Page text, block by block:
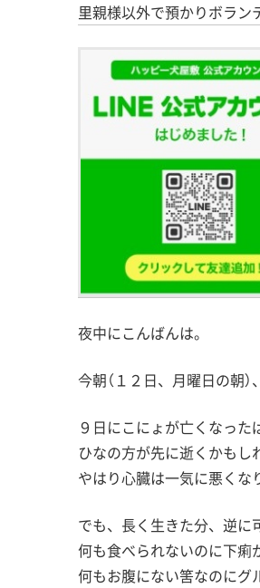
里親様以外で預かりボラン
夜中にこんばんは。
今朝（１２日、月曜日の朝
９日にこにょが亡くなった
ひなの方が先に逝くかもし
やはり心臓は一気に悪くな
でも、長く生きた分、逆に
何も食べられないのに下痢
何もお腹にない筈なのにグ